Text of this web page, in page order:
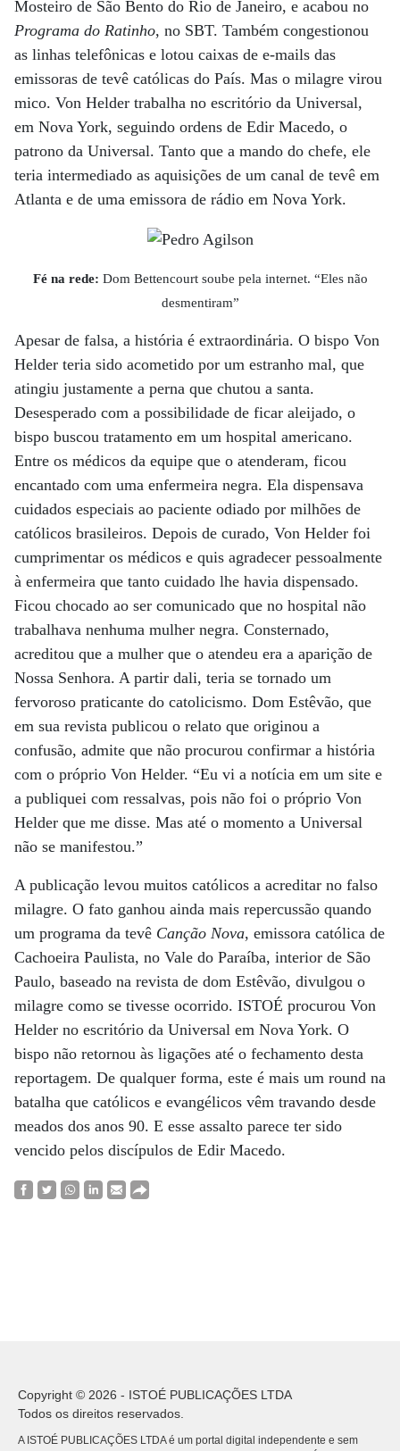
Mosteiro de São Bento do Rio de Janeiro, e acabou no
Programa do Ratinho, no SBT. Também congestionou
as linhas telefônicas e lotou caixas de e-mails das
emissoras de tevê católicas do País. Mas o milagre virou
mico. Von Helder trabalha no escritório da Universal,
em Nova York, seguindo ordens de Edir Macedo, o
patrono da Universal. Tanto que a mando do chefe, ele
teria intermediado as aquisições de um canal de tevê em
Atlanta e de uma emissora de rádio em Nova York.
Fé na rede: Dom Bettencourt soube pela internet. “Eles não
desmentiram”
Apesar de falsa, a história é extraordinária. O bispo Von
Helder teria sido acometido por um estranho mal, que
atingiu justamente a perna que chutou a santa.
Desesperado com a possibilidade de ficar aleijado, o
bispo buscou tratamento em um hospital americano.
Entre os médicos da equipe que o atenderam, ficou
encantado com uma enfermeira negra. Ela dispensava
cuidados especiais ao paciente odiado por milhões de
católicos brasileiros. Depois de curado, Von Helder foi
cumprimentar os médicos e quis agradecer pessoalmente
à enfermeira que tanto cuidado lhe havia dispensado.
Ficou chocado ao ser comunicado que no hospital não
trabalhava nenhuma mulher negra. Consternado,
acreditou que a mulher que o atendeu era a aparição de
Nossa Senhora. A partir dali, teria se tornado um
fervoroso praticante do catolicismo. Dom Estêvão, que
em sua revista publicou o relato que originou a
confusão, admite que não procurou confirmar a história
com o próprio Von Helder. “Eu vi a notícia em um site e
a publiquei com ressalvas, pois não foi o próprio Von
Helder que me disse. Mas até o momento a Universal
não se manifestou.”
A publicação levou muitos católicos a acreditar no falso
milagre. O fato ganhou ainda mais repercussão quando
um programa da tevê Canção Nova, emissora católica de
Cachoeira Paulista, no Vale do Paraíba, interior de São
Paulo, baseado na revista de dom Estêvão, divulgou o
milagre como se tivesse ocorrido. ISTOÉ procurou Von
Helder no escritório da Universal em Nova York. O
bispo não retornou às ligações até o fechamento desta
reportagem. De qualquer forma, este é mais um round na
batalha que católicos e evangélicos vêm travando desde
meados dos anos 90. E esse assalto parece ter sido
vencido pelos discípulos de Edir Macedo.
Copyright © 2026 - ISTOÉ PUBLICAÇÕES LTDA
Todos os direitos reservados.
A ISTOÉ PUBLICAÇÕES LTDA é um portal digital independente e sem